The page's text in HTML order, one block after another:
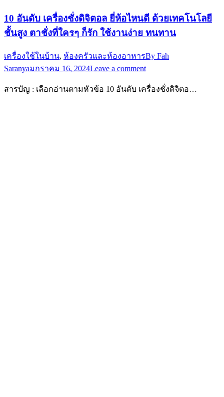
10 อันดับ เครื่องชั่งดิจิตอล ยี่ห้อไหนดี ด้วยเทคโนโลยี
ชั้นสูง ตาชั่งที่ใครๆ ก็รัก ใช้งานง่าย ทนทาน
เครื่องใช้ในบ้าน, ห้องครัวและห้องอาหารBy Fah
Saranyaมกราคม 16, 2024Leave a comment
สารบัญ : เลือกอ่านตามหัวข้อ 10 อันดับ เครื่องชั่งดิจิตอ…